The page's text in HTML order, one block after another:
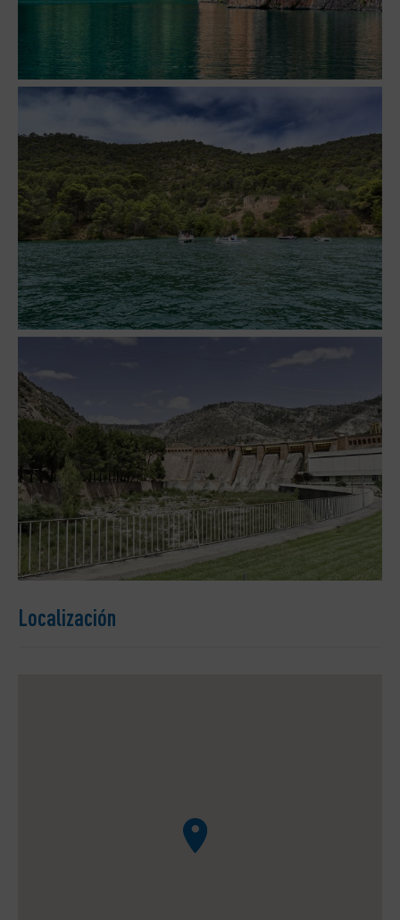
Localización